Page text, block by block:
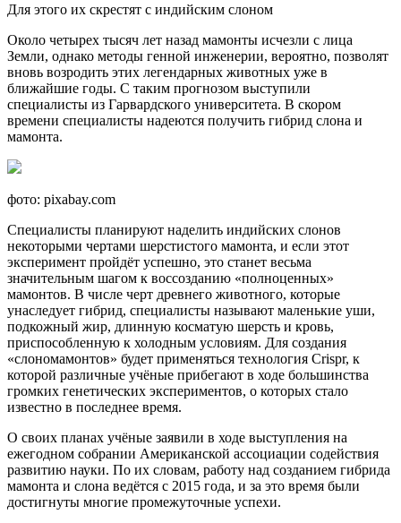
Для этого их скрестят с индийским слоном
Около четырех тысяч лет назад мамонты исчезли с лица
Земли, однако методы генной инженерии, вероятно, позволят
вновь возродить этих легендарных животных уже в
ближайшие годы. С таким прогнозом выступили
специалисты из Гарвардского университета. В скором
времени специалисты надеются получить гибрид слона и
мамонта.
фото: pixabay.com
Специалисты планируют наделить индийских слонов
некоторыми чертами шерстистого мамонта, и если этот
эксперимент пройдёт успешно, это станет весьма
значительным шагом к воссозданию «полноценных»
мамонтов. В числе черт древнего животного, которые
унаследует гибрид, специалисты называют маленькие уши,
подкожный жир, длинную косматую шерсть и кровь,
приспособленную к холодным условиям. Для создания
«слономамонтов» будет применяться технология Crispr, к
которой различные учёные прибегают в ходе большинства
громких генетических экспериментов, о которых стало
известно в последнее время.
О своих планах учёные заявили в ходе выступления на
ежегодном собрании Американской ассоциации содействия
развитию науки. По их словам, работу над созданием гибрида
мамонта и слона ведётся с 2015 года, и за это время были
достигнуты многие промежуточные успехи.